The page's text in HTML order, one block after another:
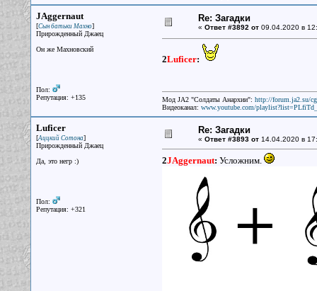
JAggernaut
[Сын батьки Махно]
Прирожденный Джаец
Он же Махновский
Пол:
Репутация: +135
Re: Загадки
« Ответ #3892 от09.04.2020 в
2Luficer:
Мод JA2 "Солдаты Анархии": http://forum.ja2.su/
Видеоканал: www.youtube.com/
Luficer
[Аццкий Сотона]
Прирожденный Джаец
Да, это негр :)
Пол:
Репутация: +321
Re: Загадки
« Ответ #3893 от14.04.2020 в
2JAggernaut: Усложним.